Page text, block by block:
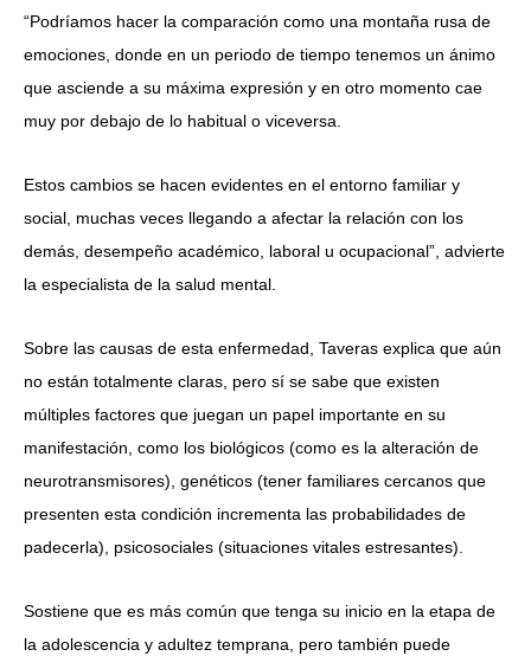
“Podríamos hacer la comparación como una montaña rusa de
emociones, donde en un periodo de tiempo tenemos un ánimo
que asciende a su máxima expresión y en otro momento cae
muy por debajo de lo habitual o viceversa.
Estos cambios se hacen evidentes en el entorno familiar y
social, muchas veces llegando a afectar la relación con los
demás, desempeño académico, laboral u ocupacional”, advierte
la especialista de la salud mental.
Sobre las causas de esta enfermedad, Taveras explica que aún
no están totalmente claras, pero sí se sabe que existen
múltiples factores que juegan un papel importante en su
manifestación, como los biológicos (como es la alteración de
neurotransmisores), genéticos (tener familiares cercanos que
presenten esta condición incrementa las probabilidades de
padecerla), psicosociales (situaciones vitales estresantes).
Sostiene que es más común que tenga su inicio en la etapa de
la adolescencia y adultez temprana, pero también puede